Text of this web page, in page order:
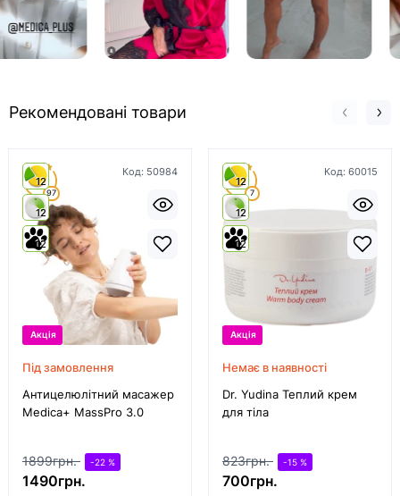
Рекомендовані товари
Код: 50984
4.9
97
12
12
12
Акція
Під замовлення
Антицелюлітний масажер
Medica+ MassPro 3.0
1899грн. -22 %
1490грн.
Код: 60015
4.9
7
12
12
12
Акція
Немає в наявності
Dr. Yudina Теплий крем
для тіла
823грн. -15 %
700грн.